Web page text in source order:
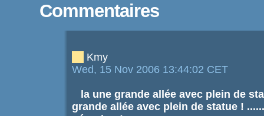
Commentaires
Kmy
Wed, 15 Nov 2006 13:44:02 CET
la une grande allée avec plein de
grande allée avec plein de statue !